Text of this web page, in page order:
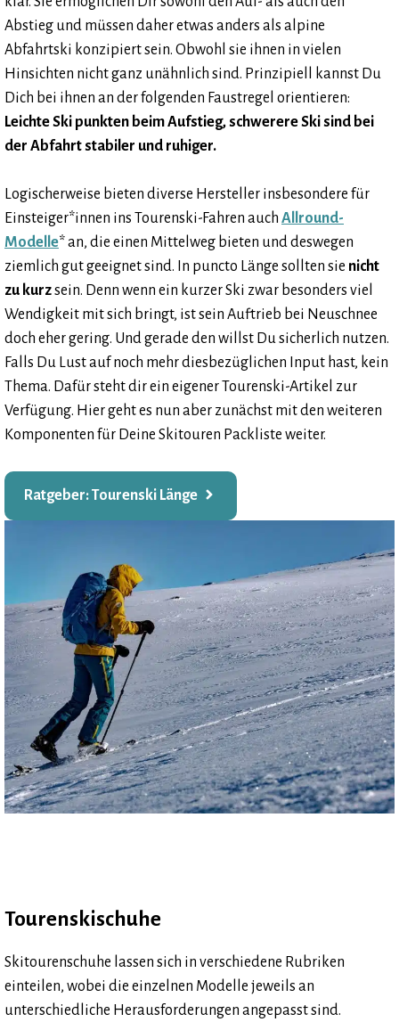
Abstieg und müssen daher etwas anders als alpine
Abfahrtski konzipiert sein. Obwohl sie ihnen in vielen
Hinsichten nicht ganz unähnlich sind. Prinzipiell kannst Du
Dich bei ihnen an der folgenden Faustregel orientieren:
Leichte Ski punkten beim Aufstieg, schwerere Ski sind bei
der Abfahrt stabiler und ruhiger.
Logischerweise bieten diverse Hersteller insbesondere für
Einsteiger*innen ins Tourenski-Fahren auch Allround-
Modelle* an, die einen Mittelweg bieten und deswegen
ziemlich gut geeignet sind. In puncto Länge sollten sie nicht
zu kurzsein. Denn wenn ein kurzer Ski zwar besonders viel
Wendigkeit mit sich bringt, ist sein Auftrieb bei Neuschnee
doch eher gering. Und gerade den willst Du sicherlich nutzen.
Falls Du Lust auf noch mehr diesbezüglichen Input hast, kein
Thema. Dafür steht dir ein eigener Tourenski-Artikel zur
Verfügung. Hier geht es nun aber zunächst mit den weiteren
Komponenten für Deine Skitouren Packliste weiter.
Ratgeber: Tourenski Länge
Tourenskischuhe
Skitourenschuhe lassen sich in verschiedene Rubriken
einteilen, wobei die einzelnen Modelle jeweils an
unterschiedliche Herausforderungen angepasst sind.